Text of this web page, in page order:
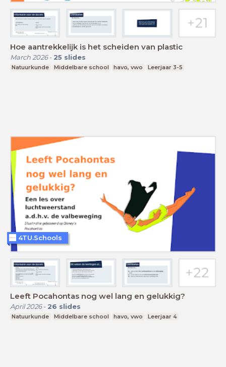
Hoe aantrekkelijk is het scheiden van plastic
March 2026- 25 slides
Natuurkunde Middelbare school havo, vwo Leerjaar 3-5
Leeft Pocahontas nog wel lang en gelukkig?
April 2026- 26 slides
Natuurkunde Middelbare school havo, vwo Leerjaar 4
4TU.Schools